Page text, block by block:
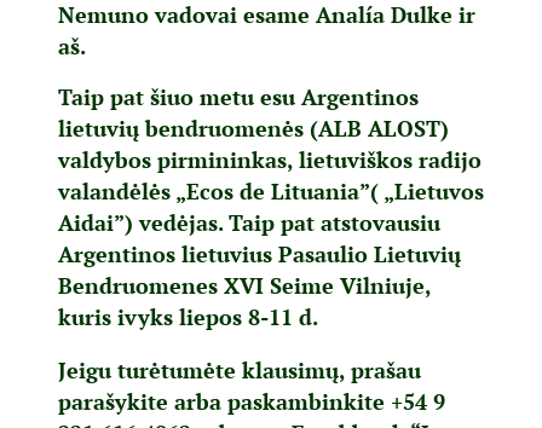
Nemuno vadovai esame Analía Dulke ir
aš.
Taip pat šiuo metu esu Argentinos
lietuvių bendruomenės (ALB ALOST)
valdybos pirmininkas, lietuviškos radijo
valandėlės „Ecos de Lituania”( „Lietuvos
Aidai”) vedėjas. Taip pat atstovausiu
Argentinos lietuvius Pasaulio Lietuvių
Bendruomenes XVI Seime Vilniuje,
kuris ivyks liepos 8-11 d.
Jeigu turėtumėte klausimų, prašau
parašykite arba paskambinkite +54 9